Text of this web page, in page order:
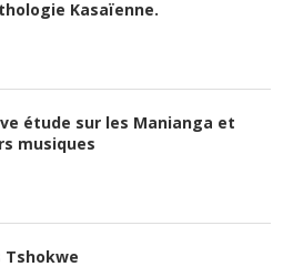
Kasaïenne.
étude sur les Manianga et
musiques
Tshokwe